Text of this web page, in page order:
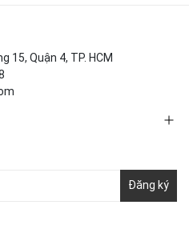
15, Quận 4, TP. HCM
Đăng ký